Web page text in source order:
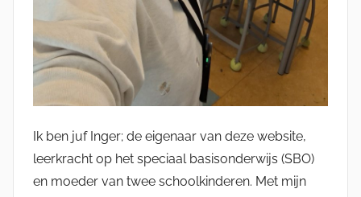
Ik ben juf Inger; de eigenaar van deze website,
leerkracht op het speciaal basisonderwijs (SBO)
en moeder van twee schoolkinderen. Met mijn